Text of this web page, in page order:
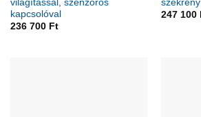
világítással, szenzoros
kapcsolóval
236 700 Ft
szekrény
247 100